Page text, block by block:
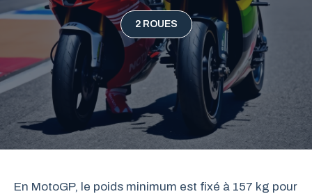
2 ROUES
En MotoGP, le poids minimum est fixé à 157 kg pour